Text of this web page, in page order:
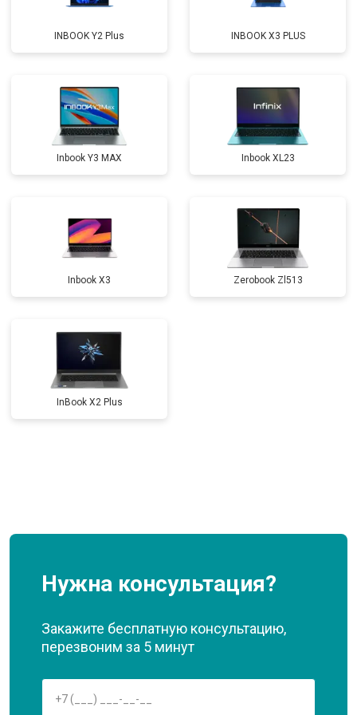
Замена оперативной памяти от 1100 ₽ Заказать
Прошивка BIOS от 1500 ₽ Заказать
Ремонт петель от 3990 ₽
INBOOK Y2 Plus INBOOK X3 PLUS
Inbook Y3 MAX Inbook XL23
Inbook X3 Zerobook Zl513
InBook X2 Plus
Нужна консультация?
Закажите бесплатную консультацию,
перезвоним за 5 минут